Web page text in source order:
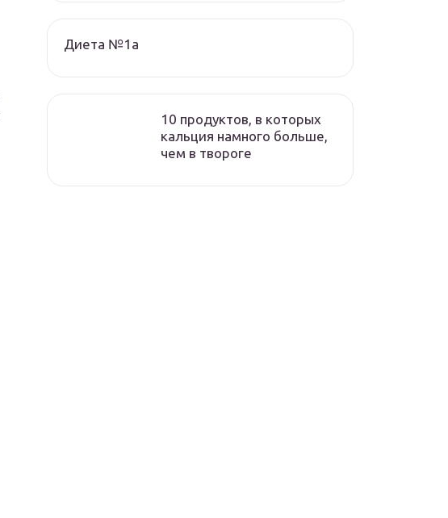
Диета №1а
10 продуктов, в которых
кальция намного больше,
чем в твороге